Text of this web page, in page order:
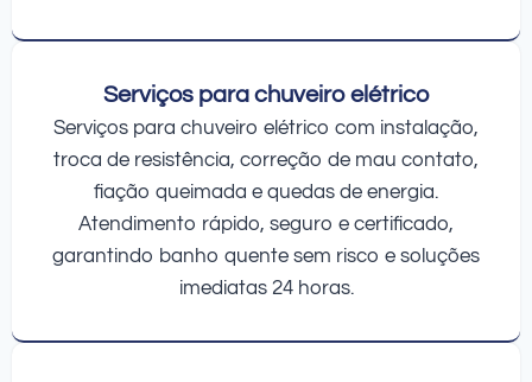
Serviços para chuveiro elétrico
Serviços para chuveiro elétrico com instalação,
troca de resistência, correção de mau contato,
fiação queimada e quedas de energia.
Atendimento rápido, seguro e certificado,
garantindo banho quente sem risco e soluções
imediatas 24 horas.